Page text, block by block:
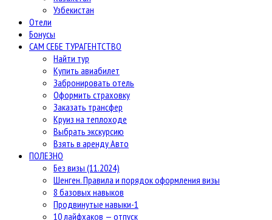
Узбекистан
Отели
Бонусы
САМ СЕБЕ ТУРАГЕНТСТВО
Найти тур
Купить авиабилет
Забронировать отель
Оформить страховку
Заказать трансфер
Круиз на теплоходе
Выбрать экскурсию
Взять в аренду Авто
ПОЛЕЗНО
Без визы (11.2024)
Шенген. Правила и порядок оформления визы
8 базовых навыков
Продвинутые навыки-1
10 лайфхаков — отпуск